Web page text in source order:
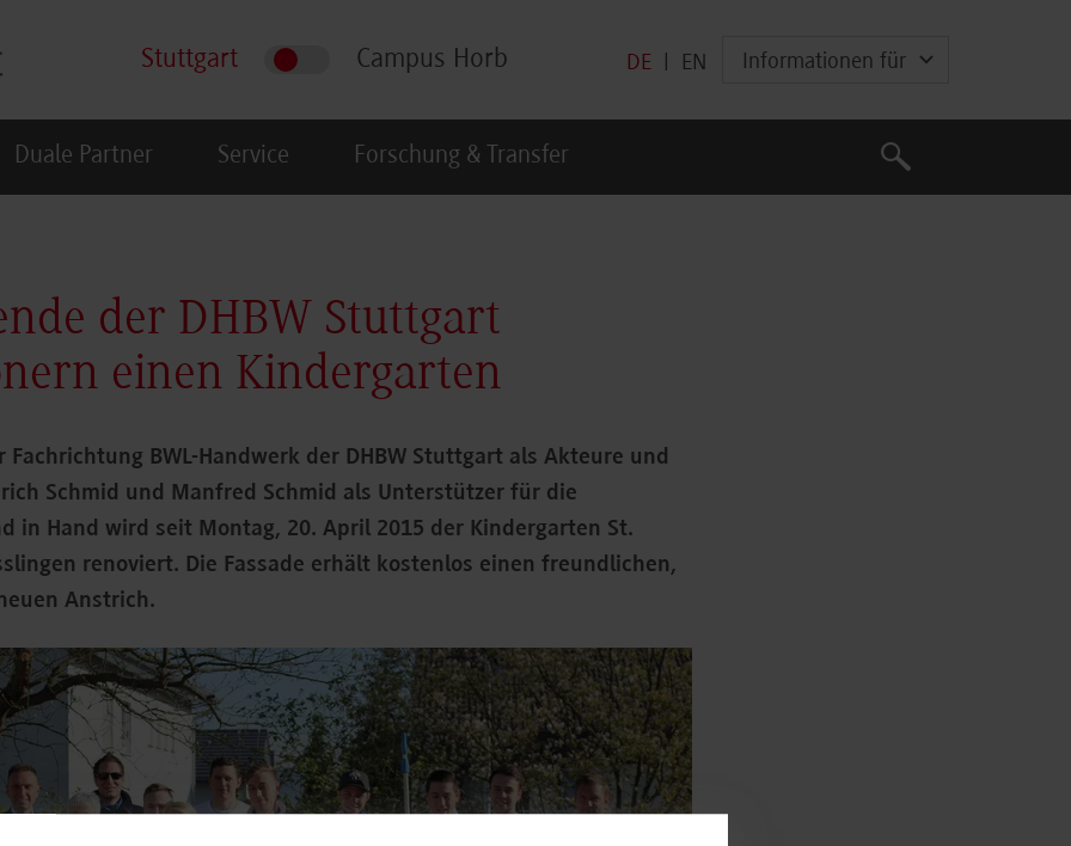
Stuttgart Campus Horb DE EN Informationen für
Duale Partner Service Forschung & Transfer
Suche
Suche
der DHBW Stuttgart
einen Kindergarten
Fachrichtung BWL-Handwerk der DHBW Stuttgart als Akteure und
Schmid und Manfred Schmid als Unterstützer für die
in Hand wird seit Montag, 20. April 2015 der Kindergarten St.
renoviert. Die Fassade erhält kostenlos einen freundlichen,
Anstrich.